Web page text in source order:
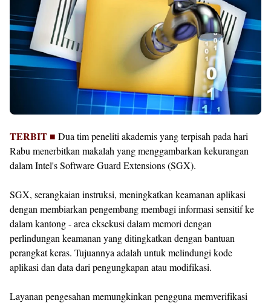
TERBIT ■ Dua tim peneliti akademis yang terpisah pada hari
Rabu menerbitkan makalah yang menggambarkan kekurangan
dalam Intel's Software Guard Extensions (SGX).
SGX, serangkaian instruksi, meningkatkan keamanan aplikasi
dengan membiarkan pengembang membagi informasi sensitif ke
dalam kantong - area eksekusi dalam memori dengan
perlindungan keamanan yang ditingkatkan dengan bantuan
perangkat keras. Tujuannya adalah untuk melindungi kode
aplikasi dan data dari pengungkapan atau modifikasi.
Layanan pengesahan memungkinkan pengguna memverifikasi